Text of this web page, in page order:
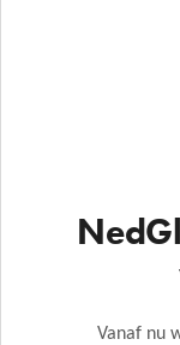
Vanaf nu